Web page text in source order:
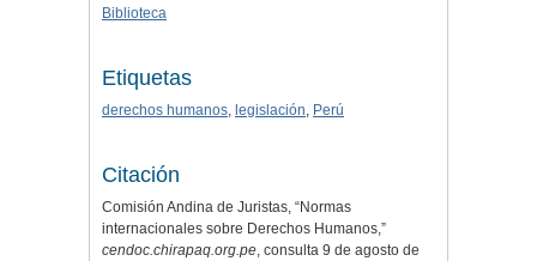
Biblioteca
Etiquetas
derechos humanos, legislación, Perú
Citación
Comisión Andina de Juristas, “Normas
internacionales sobre Derechos Humanos,”
cendoc.chirapaq.org.pe, consulta 9 de agosto de